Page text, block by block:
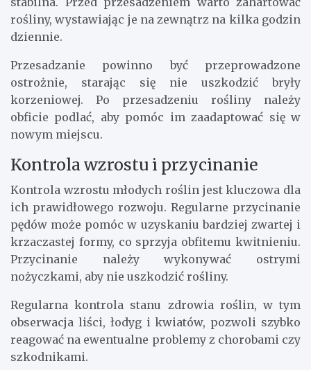
rośliny, wystawiając je na zewnątrz na kilka godzin
dziennie.
Przesadzanie powinno być przeprowadzone
ostrożnie, starając się nie uszkodzić bryły
korzeniowej. Po przesadzeniu rośliny należy
obficie podlać, aby pomóc im zaadaptować się w
nowym miejscu.
Kontrola wzrostu i przycinanie
Kontrola wzrostu młodych roślin jest kluczowa dla
ich prawidłowego rozwoju. Regularne przycinanie
pędów może pomóc w uzyskaniu bardziej zwartej i
krzaczastej formy, co sprzyja obfitemu kwitnieniu.
Przycinanie należy wykonywać ostrymi
nożyczkami, aby nie uszkodzić rośliny.
Regularna kontrola stanu zdrowia roślin, w tym
obserwacja liści, łodyg i kwiatów, pozwoli szybko
reagować na ewentualne problemy z chorobami czy
szkodnikami.